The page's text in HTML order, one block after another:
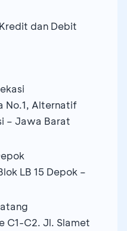
dan Debit
No.1, Alternatif
– Jawa Barat
LB 15 Depok –
C1-C2. Jl. Slamet